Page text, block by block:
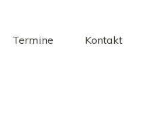
Termine Kontakt